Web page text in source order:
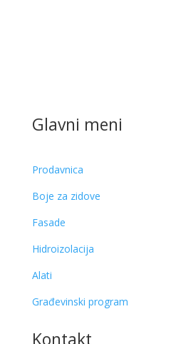
Glavni meni
Prodavnica
Boje za zidove
Fasade
Hidroizolacija
Alati
Građevinski program
Kontakt